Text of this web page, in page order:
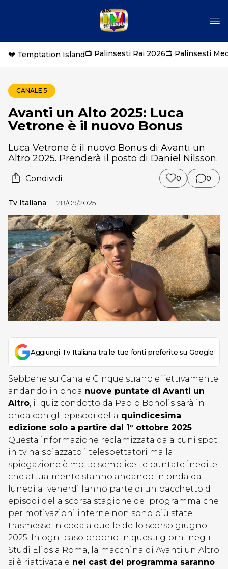
💔 Temptation Island📺 Palinsesti Rai 2026📺 Palinsesti
CANALE 5
Avanti un Alto 2025: Luca
Vetrone è il nuovo Bonus
Luca Vetrone è il nuovo Bonus di Avanti un
Altro 2025. Prenderà il posto di Daniel Nilsson.
Condividi 0 0
Tv Italiana 28/09/2025
Aggiungi Tv Italiana tra le tue fonti preferite su Google
Sebbene su Canale Cinque stiano effettivamente
andando in onda nuove puntate di Avanti un
Altro, il quiz condotto da Paolo Bonolis sarà in
onda con gli episodi della quindicesima
edizione solo a partire dal 1° ottobre 2025.
Questa informazione reclamizzata da alcuni spot
in tv ha spiazzato i telespettatori ma la
spiegazione è molto semplice: le puntate inedite
che attualmente stanno andando in onda dal
lunedì al venerdì fanno parte di un pacchetto di
episodi della scorsa stagione del programma che
per motivazioni interne non sono più state
trasmesse in coda a quelle dello scorso giugno
2025. In ogni caso proprio in questi giorni negli
Studi Elios a Roma, la macchina di Avanti un Altro
si è riattivata e nel cast del programma saranno